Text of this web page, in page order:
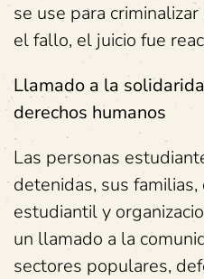
se use para
el fallo, el juicio fue
Llamado a la
derechos humanos
Las personas
detenidas, sus
estudiantil y
un llamado a la
sectores populares,